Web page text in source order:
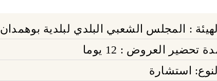
: المجلس الشعبي البلدي لبلدية بوهمدان
تحضير العروض : 12 يوما
استشارة